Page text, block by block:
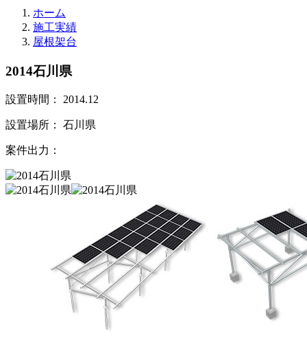
ホーム
施工実績
屋根架台
2014石川県
設置時間： 2014.12
設置場所： 石川県
案件出力：